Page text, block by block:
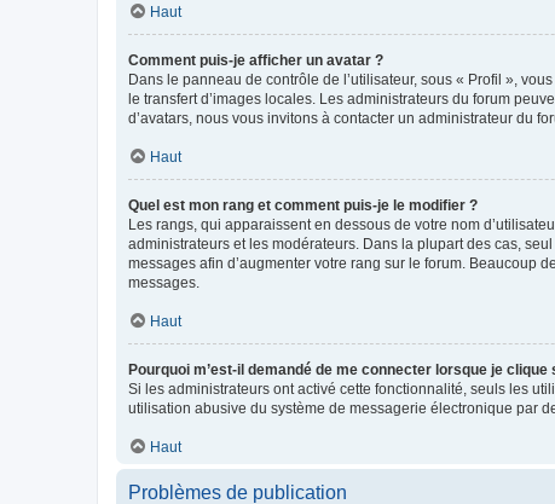
Haut
Comment puis-je afficher un avatar ?
Dans le panneau de contrôle de l’utilisateur, sous « Profil »,
le transfert d’images locales. Les administrateurs du forum
d’avatars, nous vous invitons à contacter un administrateur du
Haut
Quel est mon rang et comment puis-je le modifier ?
Les rangs, qui apparaissent en dessous de votre nom
administrateurs et les modérateurs. Dans la plupart des cas,
messages afin d’augmenter votre rang sur le forum. Beaucoup
messages.
Haut
Pourquoi m’est-il demandé de me connecter lorsque je
Si les administrateurs ont activé cette fonctionnalité, seuls les
utilisation abusive du système de messagerie électronique par
Haut
Problèmes de publication